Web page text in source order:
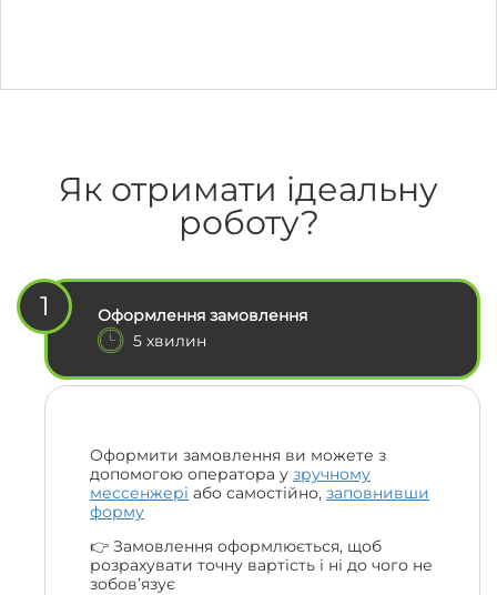
Як отримати ідеальну
роботу?
1
Оформлення замовлення
5 хвилин
Оформити замовлення ви можете з
допомогою оператора у зручному
мессенжері або самостійно, заповнивши
форму
👉 Замовлення оформлюється, щоб
розрахувати точну вартість і ні до чого не
зобов’язує